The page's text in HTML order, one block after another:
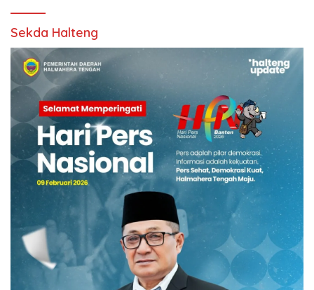
Sekda Halteng